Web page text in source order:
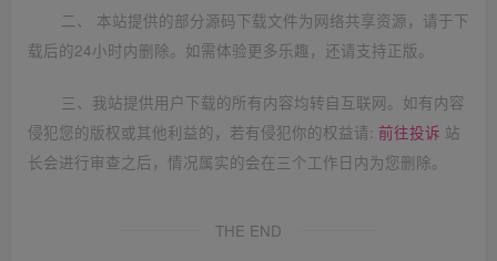
二、 本站提供的部分源码下载文件为网络共享资源，请于下
载后的24小时内删除。如需体验更多乐趣，还请支持正版。
三、我站提供用户下载的所有内容均转自互联网。如有内容
侵犯您的版权或其他利益的，若有侵犯你的权益请: 前往投诉 站
长会进行审查之后，情况属实的会在三个工作日内为您删除。
THE END